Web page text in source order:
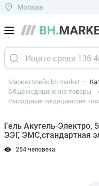
Москва
Маркетплейс bh.market
Общемедицинские товары
Расходные медицинские
Гель Акугель-Электро,
ЭЭГ, ЭМС,стандартная
254 человека